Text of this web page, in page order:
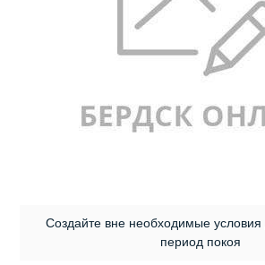
Создайте вне необходимые
период покоя